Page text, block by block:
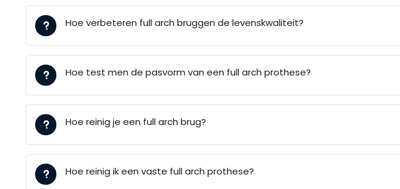
Hoe verbeteren full arch bruggen de levenskwaliteit?
Hoe test men de pasvorm van een full arch prothese?
Hoe reinig je een full arch brug?
Hoe reinig ik een vaste full arch prothese?